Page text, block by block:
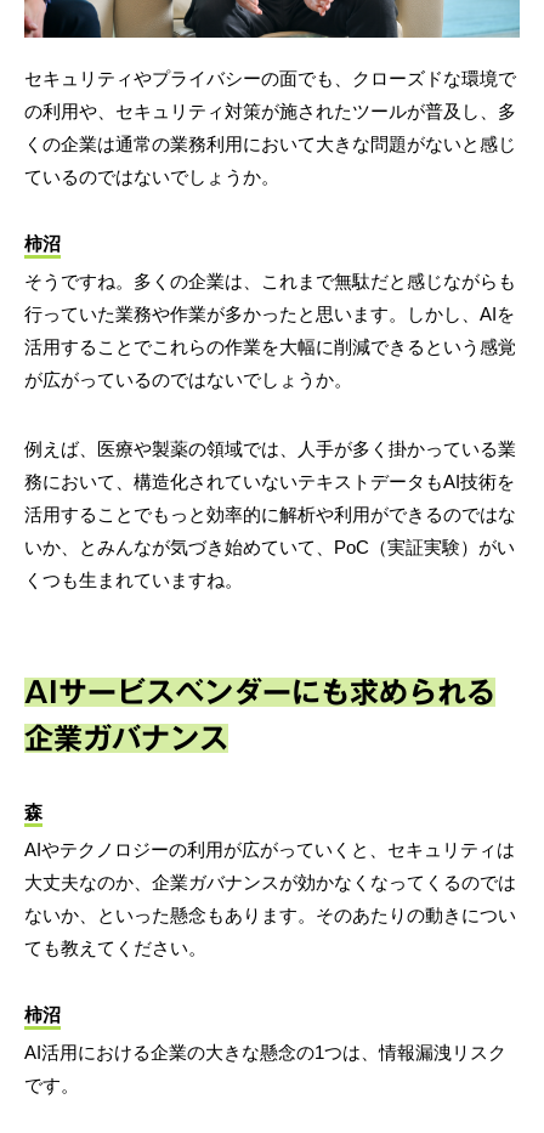
セキュリティやプライバシーの面でも、クローズドな環境で
の利用や、セキュリティ対策が施されたツールが普及し、多
くの企業は通常の業務利用において大きな問題がないと感じ
ているのではないでしょうか。
柿沼
そうですね。多くの企業は、これまで無駄だと感じながらも
行っていた業務や作業が多かったと思います。しかし、AIを
活用することでこれらの作業を大幅に削減できるという感覚
が広がっているのではないでしょうか。
例えば、医療や製薬の領域では、人手が多く掛かっている業
務において、構造化されていないテキストデータもAI技術を
活用することでもっと効率的に解析や利用ができるのではな
いか、とみんなが気づき始めていて、PoC（実証実験）がい
くつも生まれていますね。
AIサービスベンダーにも求められる
企業ガバナンス
森
AIやテクノロジーの利用が広がっていくと、セキュリティは
大丈夫なのか、企業ガバナンスが効かなくなってくるのでは
ないか、といった懸念もあります。そのあたりの動きについ
ても教えてください。
柿沼
AI活用における企業の大きな懸念の1つは、情報漏洩リスク
です。